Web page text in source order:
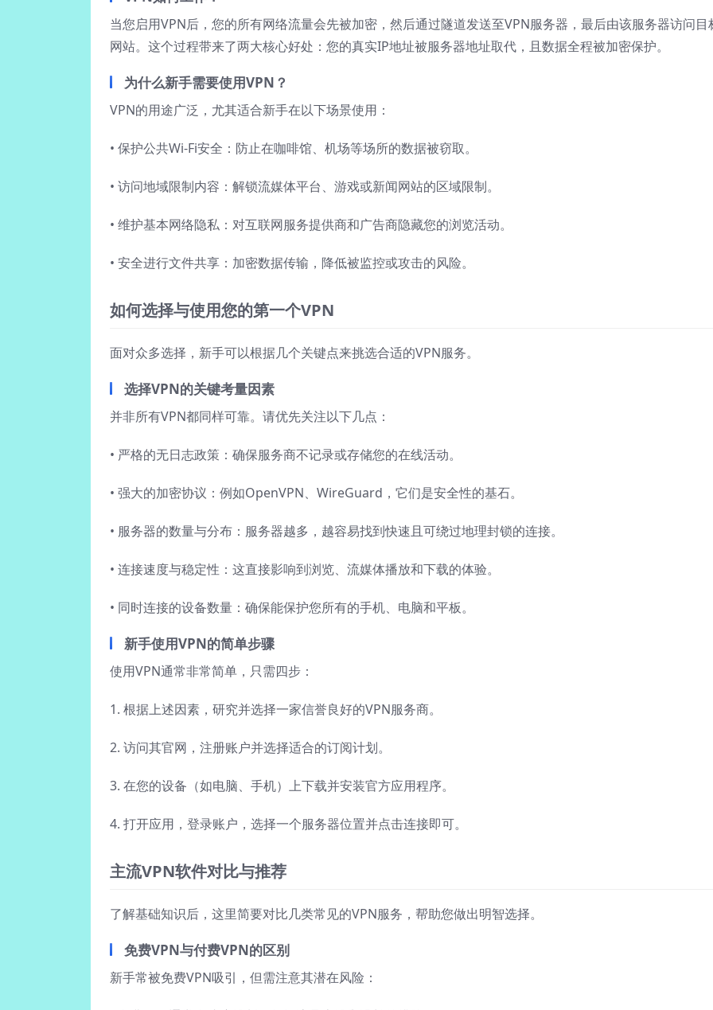
当您启用VPN后，您的所有网络流量会先被加密，然后通过隧道发送至VPN服务器，最后由该服务器访问目
网站。这个过程带来了两大核心好处：您的真实IP地址被服务器地址取代，且数据全程被加密保护。
为什么新手需要使用VPN？
VPN的用途广泛，尤其适合新手在以下场景使用：
• 保护公共Wi-Fi安全：防止在咖啡馆、机场等场所的数据被窃取。
• 访问地域限制内容：解锁流媒体平台、游戏或新闻网站的区域限制。
• 维护基本网络隐私：对互联网服务提供商和广告商隐藏您的浏览活动。
• 安全进行文件共享：加密数据传输，降低被监控或攻击的风险。
如何选择与使用您的第一个VPN
面对众多选择，新手可以根据几个关键点来挑选合适的VPN服务。
选择VPN的关键考量因素
并非所有VPN都同样可靠。请优先关注以下几点：
• 严格的无日志政策：确保服务商不记录或存储您的在线活动。
• 强大的加密协议：例如OpenVPN、WireGuard，它们是安全性的基石。
• 服务器的数量与分布：服务器越多，越容易找到快速且可绕过地理封锁的连接。
• 连接速度与稳定性：这直接影响到浏览、流媒体播放和下载的体验。
• 同时连接的设备数量：确保能保护您所有的手机、电脑和平板。
新手使用VPN的简单步骤
使用VPN通常非常简单，只需四步：
1. 根据上述因素，研究并选择一家信誉良好的VPN服务商。
2. 访问其官网，注册账户并选择适合的订阅计划。
3. 在您的设备（如电脑、手机）上下载并安装官方应用程序。
4. 打开应用，登录账户，选择一个服务器位置并点击连接即可。
主流VPN软件对比与推荐
了解基础知识后，这里简要对比几类常见的VPN服务，帮助您做出明智选择。
免费VPN与付费VPN的区别
新手常被免费VPN吸引，但需注意其潜在风险：